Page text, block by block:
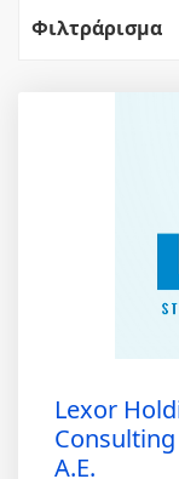
Φιλτράρισμα
Lexor
Α.Ε.